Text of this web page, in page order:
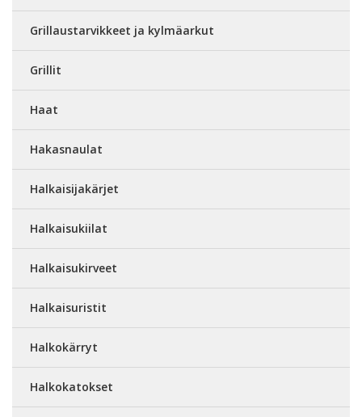
Grillaustarvikkeet ja kylmäarkut
Grillit
Haat
Hakasnaulat
Halkaisijakärjet
Halkaisukiilat
Halkaisukirveet
Halkaisuristit
Halkokärryt
Halkokatokset